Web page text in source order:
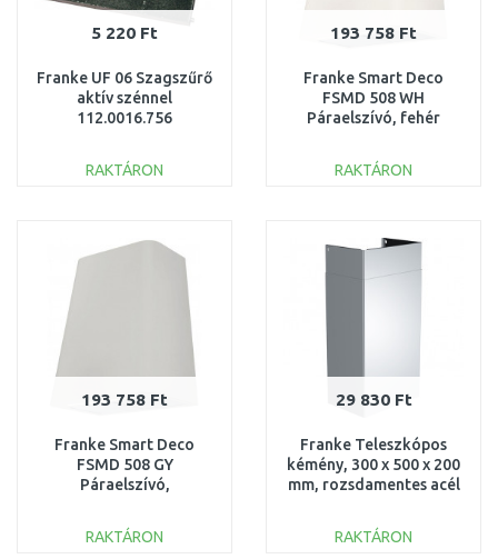
5 220 Ft
Franke UF 06 Szagszűrő
aktív szénnel
112.0016.756
RAKTÁRON
Összehasonlítás
193 758 Ft
Franke Smart Deco
FSMD 508 WH
Páraelszívó, fehér
RAKTÁRON
Összehasonlítás
193 758 Ft
Franke Smart Deco
FSMD 508 GY
Páraelszívó,
335.0530.199
RAKTÁRON
29 830 Ft
Franke Teleszkópos
kémény, 300 x 500 x 200
mm, rozsdamentes acél
RAKTÁRON